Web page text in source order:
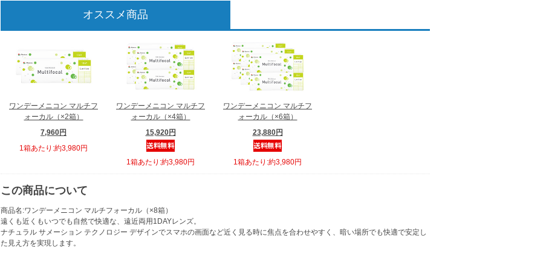
オススメ商品
ワンデーメニコン マルチフ
ォーカル（×2箱）
7,960円
1箱あたり:約3,980円
ワンデーメニコン マルチフ
ォーカル（×4箱）
15,920円
1箱あたり:約3,980円
ワンデーメニコン マルチフ
ォーカル（×6箱）
23,880円
1箱あたり:約3,980円
この商品について
商品名:ワンデーメニコン マルチフォーカル（×8箱）
遠くも近くもいつでも自然で快適な、遠近両用1DAYレンズ。
ナチュラル サメーション テクノロジー デザインでスマホの画面など近く見る時に焦点を合わせやすく、暗い場所でも快適で安定し
た見え方を実現します。